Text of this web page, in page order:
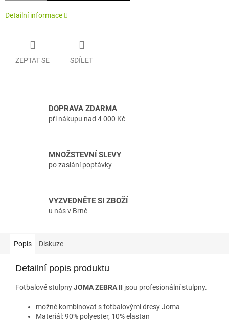
Detailní informace
ZEPTAT SE SDÍLET
DOPRAVA ZDARMA
při nákupu nad 4 000 Kč
MNOŽSTEVNÍ SLEVY
po zaslání poptávky
VYZVEDNĚTE SI ZBOŽÍ
u nás v Brně
Popis Diskuze
Detailní popis produktu
Fotbalové stulpnyJOMA ZEBRA II jsou profesionální stulpny.
možné kombinovat s fotbalovými dresy Joma
Materiál: 90% polyester, 10% elastan